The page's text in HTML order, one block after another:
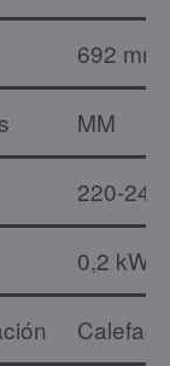
692 mm
MM
220-240
0,2 kW